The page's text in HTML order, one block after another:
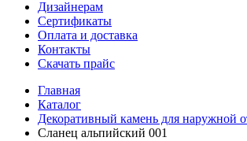
Дизайнерам
Сертификаты
Оплата и доставка
Контакты
Скачать прайс
Главная
Каталог
Декоративный камень для наружной
Сланец альпийский 001